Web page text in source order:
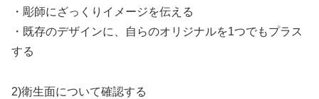
・彫師にざっくりイメージを伝える
・既存のデザインに、自らのオリジナルを1つでもプラス
する
2)衛生面について確認する